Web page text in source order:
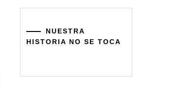
NUESTRA
HISTORIA NO SE TOCA